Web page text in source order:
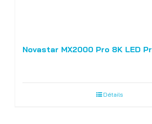
Novastar MX2000 Pro 8K LED
Détails